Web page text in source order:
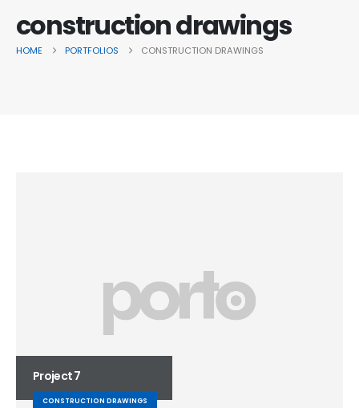
construction drawings
HOME PORTFOLIOS CONSTRUCTION DRAWINGS
Project 7
CONSTRUCTION DRAWINGS